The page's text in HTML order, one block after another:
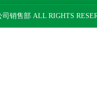
销售部 ALL RIGHTS